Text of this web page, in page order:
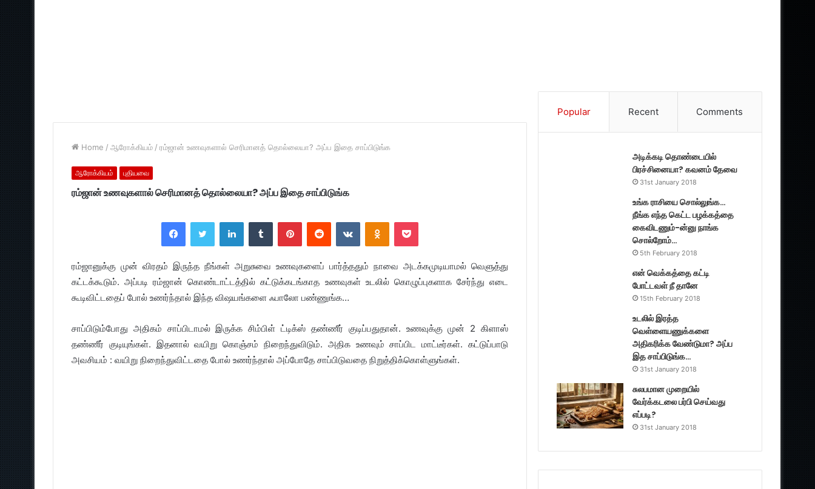
Home / ஆரோக்கியம் / ரம்ஜான் உணவுகளால் செரிமானத் தொல்லையா? அப்ப இதை சாப்பிடுங்க
ஆரோக்கியம் புதியவை
ரம்ஜான் உணவுகளால் செரிமானத் தொல்லையா? அப்ப இதை சாப்பிடுங்க
FacebookTwitter LinkedInTumblr PinterestReddit VKontakteOdnoklassniki
Pocket
ரம்ஜானுக்கு முன் விரதம் இருந்த நீங்கள் அறுசுவை உணவுகளைப் பார்த்ததும் நாவை அடக்கமுடியாமல் வெளுத்து
கட்டக்கூடும். அப்படி ரம்ஜான் கொண்டாட்டத்தில் கட்டுக்கடங்காத உணவுகள் உடலில் கொழுப்புகளாக சேர்ந்து எடை
கூடிவிட்டதைப் போல் உணர்ந்தால் இந்த விஷயங்களை ஃபாலோ பண்ணுங்க…
சாப்பிடும்போது அதிகம் சாப்பிடாமல் இருக்க சிம்பிள் ட்டிக்ஸ் தண்ணீர் குடிப்பதுதான். உணவுக்கு முன் 2 கிளாஸ்
தண்ணீர் குடியுங்கள். இதனால் வயிறு கொஞ்சம் நிறைந்துவிடும். அதிக உணவும் சாப்பிட மாட்டீர்கள். கட்டுப்பாடு
அவசியம் : வயிறு நிறைந்துவிட்டதை போல் உணர்ந்தால் அப்போதே சாப்பிடுவதை நிறுத்திக்கொள்ளுங்கள்.
Popular Recent Comments
அடிக்கடி தொண்டையில்
பிரச்சினையா? கவனம் தேவை
31st January 2018
உங்க ராசியை சொல்லுங்க…
நீங்க எந்த கெட்ட பழக்கத்தை
கைவிடணும்-ன்னு நாங்க
சொல்றோம்…
5th February 2018
என் வெக்கத்தை கட்டி
போட்டவள் நீ தானே
15th February 2018
உடலில் இரத்த
வெள்ளையணுக்களை
அதிகரிக்க வேண்டுமா? அப்ப
இத சாப்பிடுங்க…
31st January 2018
சுலபமான முறையில்
வேர்க்கடலை பர்பி செய்வது
எப்படி?
31st January 2018